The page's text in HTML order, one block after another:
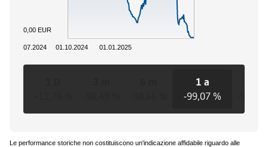
01.10.2024 01.01.2025
01.07.2024
0,00 EUR
1 a
-99,07 %
Le performance storiche non costituiscono un'indicazione affidabile riguardo alle